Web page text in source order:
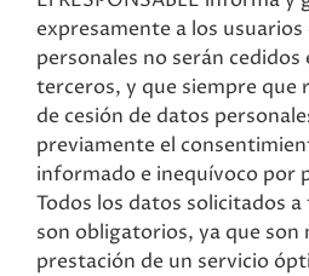
expresamente a los
personales no serán cedidos
terceros, y que siempre que
de cesión de datos
previamente el
informado e inequívoco por
Todos los datos solicitados
son obligatorios, ya que son
prestación de un servicio